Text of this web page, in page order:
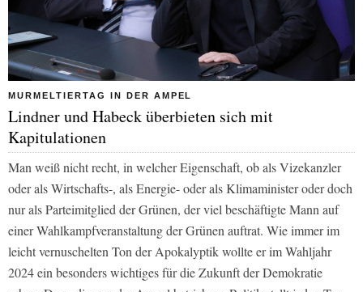
MURMELTIERTAG IN DER AMPEL
Lindner und Habeck überbieten sich mit
Kapitulationen
Man weiß nicht recht, in welcher Eigenschaft, ob als Vizekanzler
oder als Wirtschafts-, als Energie- oder als Klimaminister oder doch
nur als Parteimitglied der Grünen, der viel beschäftigte Mann auf
einer Wahlkampfveranstaltung der Grünen auftrat. Wie immer im
leicht vernuschelten Ton der Apokalyptik wollte er im Wahljahr
2024 ein besonders wichtiges für die Zukunft der Demokratie